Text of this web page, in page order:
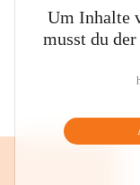
Sehr geehrte Damen
Um Inhalte
musst du